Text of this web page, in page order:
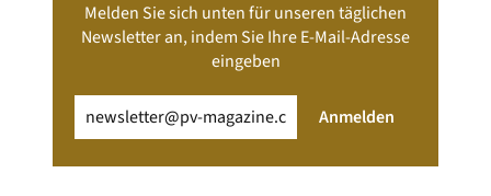
Melden Sie sich unten für unseren täglichen
Newsletter an, indem Sie Ihre E-Mail-Adresse
eingeben
(erforderlich) Anmelden